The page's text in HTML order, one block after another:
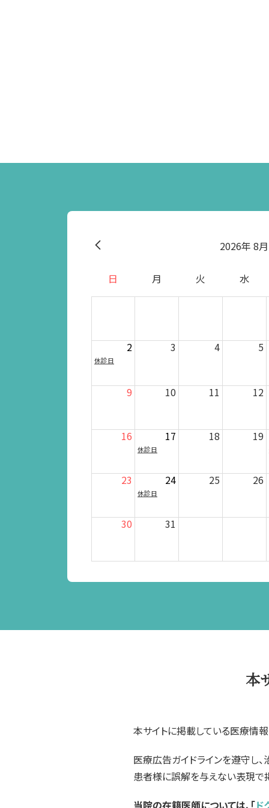
2026 8月
日 月 火 水
2
休診日
3 4 5
9 10 11 12
16 17
休診日
18 19
23 24
休診日
25 26
30 31
本
本サイトに掲載している医療情
医療広告ガイドラインを遵守し、
患者様に誤解を与えない表現で
当院の在籍医師については、「ド